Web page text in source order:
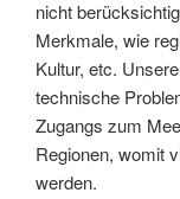
nicht
Merkmale, wie
Kultur, etc.
technische
Zugangs zum
Regionen, womit
werden.